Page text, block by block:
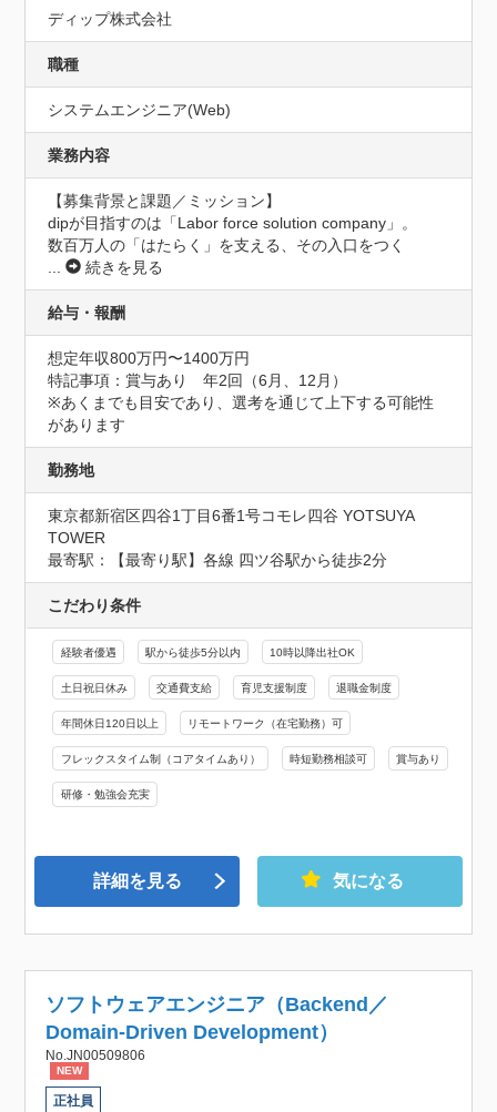
ディップ株式会社
職種
システムエンジニア(Web)
業務内容
【募集背景と課題／ミッション】
dipが目指すのは「Labor force solution company」。
数百万人の「はたらく」を支える、その入口をつく
...
続きを見る
給与・報酬
想定年収800万円〜1400万円
特記事項：賞与あり　年2回（6月、12月）
※あくまでも目安であり、選考を通じて上下する可能性
があります
勤務地
東京都新宿区四谷1丁目6番1号コモレ四谷 YOTSUYA
TOWER
最寄駅：【最寄り駅】各線 四ツ谷駅から徒歩2分
こだわり条件
経験者優遇 駅から徒歩5分以内 10時以降出社OK
土日祝日休み 交通費支給 育児支援制度 退職金制度
年間休日120日以上 リモートワーク（在宅勤務）可
フレックスタイム制（コアタイムあり） 時短勤務相談可 賞与あり
研修・勉強会充実
詳細を見る 気になる
ソフトウェアエンジニア（Backend／
Domain-Driven Development）
No.JN00509806
NEW
正社員